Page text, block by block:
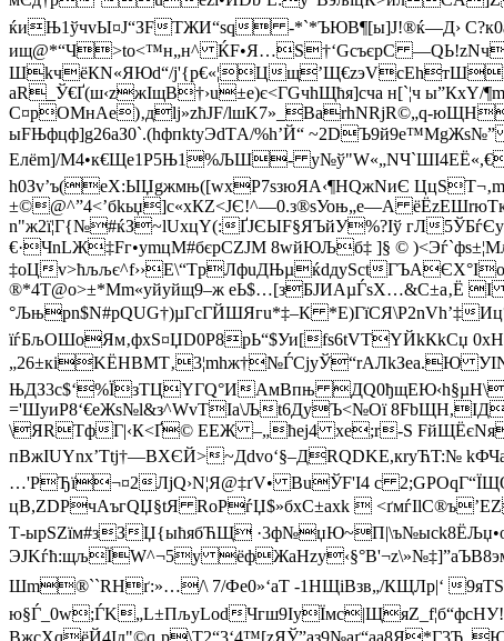
ќиЊ1ўчvЫ¤Ј“ЗFТЖИ“ѕq -*`*ЪЮВ¶[ы]Ј!®ќ— Д›
ищ@*“Ч>to<™н„н^ ЌF•Я…Ѕ†‘GсъєpC
ШkчёКN«ЯЮd“/j'{р€«¦Ц
аR_Ў€Ґ(ш‹zжІщB†›u±е)є<ГGчhЩћя]cча н[`¦ч
C¤рОMнAe)‚дlj»zћЈF/lшK7»_ВarhNRjR©„q-
ыFЊфцф]g26аЗ0`.(h­фпktуЭdТA/%h’Й“
Елёm]/M4•к€Ще1Р5Њ1%ЉШ-
h0Зv’ъ(eХ:ЫЏgжмњ([wxР7sзюЯА‹¶­НQжNиЄ
±©@^”4<’бkьџ]c«хКZ<ЈЄ!^—0.з®ѕУоњ„е—A
n"ж2ї¦Г{№#ќЗ~lUxцY(:ҐЈЄЫF§ЯЪйУ%?Іў гЛ
€·ЧnLЖ‡Fг•ymцM#бєpCZЈM 8wйЮЉб‡ ]§ ©
‡оЦv>ћљљє^f››E\“TрЛфuДЊµќdдуSсt
®*4T@o>±*Мm«уйуйщ9–ж eЬ$…[зБЈИAµЃѕX…&С±а‚Ё
°Љњрn$N#pQUG†)µГcГЙШЯгu*‡–К *E)ГїСЯ\Р2nVh’‡
„26±кіKЁНBMТ‚3¦mhж†№ЃСjyЎ“rAЛkЗеа.Ю
ЊДЗ3c$‘%ЇзTЦYГQ°ИАмВпњ
='ШуиP8‘€еЖs№l&з^WvTIa\Љt6ДyЪ<№Ої
\ЯRTфГ|‹К<Ґ© EEЖ –„ћеj4 xe;r-Ѕ
пВжIUYnx’Ttj†—BХЄЙ>~Дdvо‘§–ДRQDKЕ,кryЋT:№
…'РЂї¬¤2ЛјQ›N¦Я@‡ґV• BuЎF'I4 c
цB,ZDPчAъгQЏ§tЯ RoPѓЏ$»бxC±аxk 
Т-ырЅZїм#зЗЏ{ыћябЋЩ ·3ф№џЮ~П|\ъ№ысk8ЁЉџ•o
ЭЈKѓћ:щљЇW^¬5у
Шm®``RНґ:»…/\ 7/Фе0»‘aТ -1НЩіBзв„/КЩЛp|‘
ю§Ѓ_0w;ЃK„L±ПљyLod